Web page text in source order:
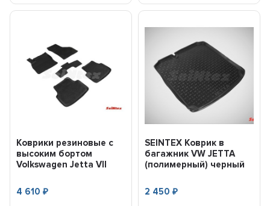
Коврики резиновые с
высоким бортом
Volkswagen Jetta VII
4 610₽
SEINTEX Коврик в
багажник VW JETTA
(полимерный) черный
2 450 ₽